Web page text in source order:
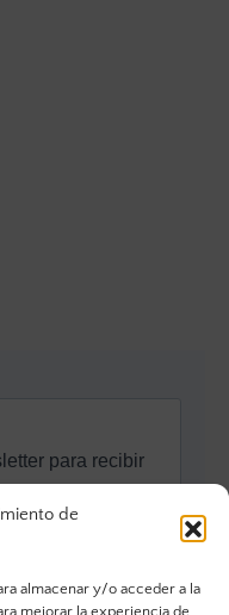
de
almacenar y/o acceder a la
mejorar la experiencia de